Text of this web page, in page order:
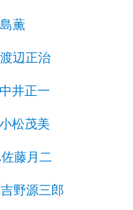
薫
辺正治
井正一
松茂美
藤月二
野源三郎